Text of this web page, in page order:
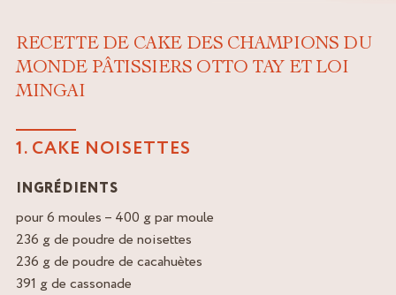
RECETTE DE CAKE DES CHAMPIONS DU
MONDE PÂTISSIERS OTTO TAY ET LOI
MINGAI
1. CAKE NOISETTES
INGRÉDIENTS
pour 6 moules – 400 g par moule
236 g de poudre de noisettes
236 g de poudre de cacahuètes
391 g de cassonade